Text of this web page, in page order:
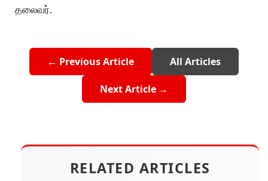
தலைவர்.
← Previous Article All Articles
Next Article →
RELATED ARTICLES